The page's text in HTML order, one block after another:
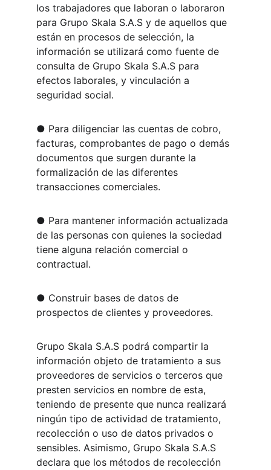
los trabajadores que laboran o laboraron
para Grupo Skala S.A.S y de aquellos que
están en procesos de selección, la
información se utilizará como fuente de
consulta de Grupo Skala S.A.S para
efectos laborales, y vinculación a
seguridad social.
● Para diligenciar las cuentas de cobro,
facturas, comprobantes de pago o demás
documentos que surgen durante la
formalización de las diferentes
transacciones comerciales.
● Para mantener información actualizada
de las personas con quienes la sociedad
tiene alguna relación comercial o
contractual.
● Construir bases de datos de
prospectos de clientes y proveedores.
Grupo Skala S.A.S podrá compartir la
información objeto de tratamiento a sus
proveedores de servicios o terceros que
presten servicios en nombre de esta,
teniendo de presente que nunca realizará
ningún tipo de actividad de tratamiento,
recolección o uso de datos privados o
sensibles. Asimismo, Grupo Skala S.A.S
declara que los métodos de recolección